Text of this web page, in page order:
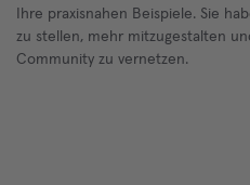
Ihre praxisnahen Beispiele. Sie
zu stellen, mehr mitzugestalten
Community zu vernetzen.